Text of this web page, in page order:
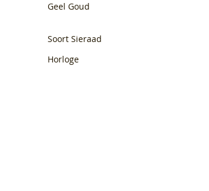
Geel Goud
Soort Sieraad
Horloge